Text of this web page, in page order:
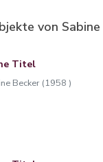
von Sabine
Titel
Becker (1958 )